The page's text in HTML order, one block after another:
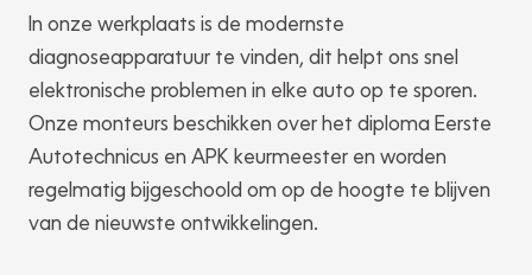
In onze werkplaats is de modernste
diagnoseapparatuur te vinden, dit helpt ons snel
elektronische problemen in elke auto op te sporen.
Onze monteurs beschikken over het diploma Eerste
Autotechnicus en APK keurmeester en worden
regelmatig bijgeschoold om op de hoogte te blijven
van de nieuwste ontwikkelingen.